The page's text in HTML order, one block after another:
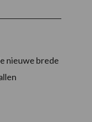
nieuwe brede